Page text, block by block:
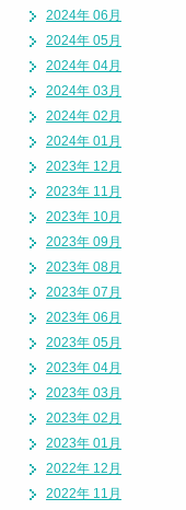
2024年 06月
2024年 05月
2024年 04月
2024年 03月
2024年 02月
2024年 01月
2023年 12月
2023年 11月
2023年 10月
2023年 09月
2023年 08月
2023年 07月
2023年 06月
2023年 05月
2023年 04月
2023年 03月
2023年 02月
2023年 01月
2022年 12月
2022年 11月